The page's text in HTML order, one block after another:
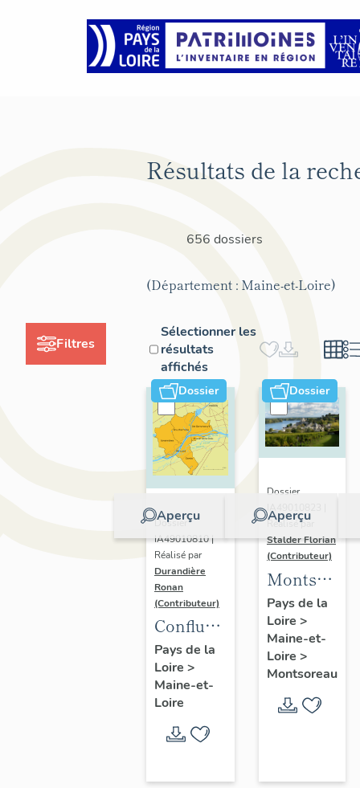
Filtres
Résultats de la
656 dossiers
(Département : Maine-et-Loire)
Sélectionner les
résultats
affichés
Dossier
Aperçu
Dossier
IA49010810 |
Réalisé par
Durandière
Ronan
(Contributeur)
Confluence
Maine-
Loire :
présentation
l'opération
Pays de la
Loire >
Maine-et-
Loire
Dossier
Aperçu
Dossier
IA49010823 |
Réalisé par
Stalder Florian
(Contributeur)
Montsoreau
:
de la
commune
Pays de la
Loire >
Maine-et-
Loire >
Montsoreau